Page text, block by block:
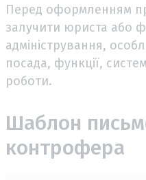
Перед оформленням
залучити юриста або
адміністрування,
посада, функції,
роботи.
Шаблон
контрофера